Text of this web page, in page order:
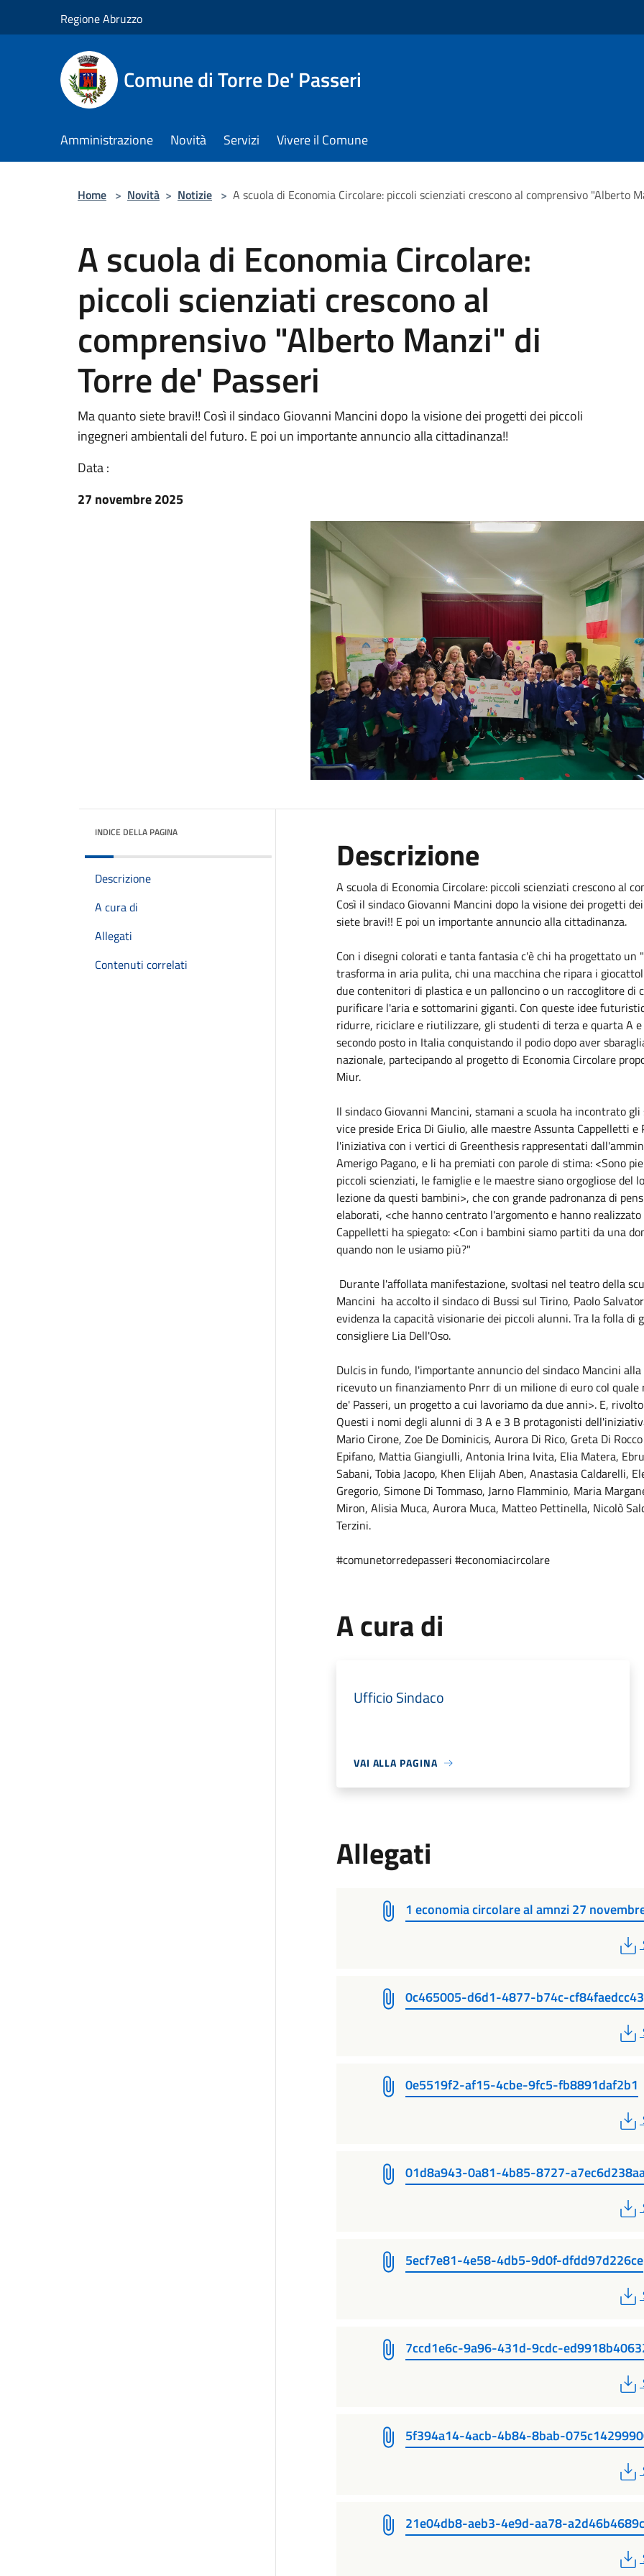
Regione Abruzzo
Comune di Torre De' Passeri
Amministrazione Novità Servizi Vivere il Comune
Home > Novità > Notizie > A scuola di Economia Circolare: piccoli scienziati crescono al comprensivo "Alberto
A scuola di Economia Circolare:
piccoli scienziati crescono al
comprensivo "Alberto Manzi" di
Torre de' Passeri
Ma quanto siete bravi!! Così il sindaco Giovanni Mancini dopo la visione dei progetti dei piccoli
ingegneri ambientali del futuro. E poi un importante annuncio alla cittadinanza!!
Data :
27 novembre 2025
INDICE DELLA PAGINA
Descrizione
A cura di
Allegati
Contenuti correlati
Descrizione
A scuola di Economia Circolare: piccoli scienziati crescono al
Così il sindaco Giovanni Mancini dopo la visione dei progetti
siete bravi!! E poi un importante annuncio alla cittadinanza.
Con i disegni colorati e tanta fantasia c'è chi ha progettato
trasforma in aria pulita, chi una macchina che ripara i
due contenitori di plastica e un palloncino o un raccoglitore
purificare l'aria e sottomarini giganti. Con queste idee
ridurre, riciclare e riutilizzare, gli studenti di terza e quarta A
secondo posto in Italia conquistando il podio dopo aver
nazionale, partecipando al progetto di Economia Circolare
Miur.
Il sindaco Giovanni Mancini, stamani a scuola ha incontrato
vice preside Erica Di Giulio, alle maestre Assunta Cappelletti
l'iniziativa con i vertici di Greenthesis rappresentati
Amerigo Pagano, e li ha premiati con parole di stima: <Sono
piccoli scienziati, le famiglie e le maestre siano orgogliose del
lezione da questi bambini>, che con grande padronanza di
elaborati, <che hanno centrato l'argomento e hanno
Cappelletti ha spiegato: <Con i bambini siamo partiti da una
quando non le usiamo più?"
Durante l'affollata manifestazione, svoltasi nel teatro della
Mancini ha accolto il sindaco di Bussi sul Tirino, Paolo
evidenza la capacità visionarie dei piccoli alunni. Tra la folla
consigliere Lia Dell'Oso.
Dulcis in fundo, l'importante annuncio del sindaco Mancini
ricevuto un finanziamento Pnrr di un milione di euro col
de' Passeri, un progetto a cui lavoriamo da due anni>. E,
Questi i nomi degli alunni di 3 A e 3 B protagonisti
Mario Cirone, Zoe De Dominicis, Aurora Di Rico, Greta Di
Epifano, Mattia Giangiulli, Antonia Irina Ivita, Elia Matera,
Sabani, Tobia Jacopo, Khen Elijah Aben, Anastasia Caldarelli,
Gregorio, Simone Di Tommaso, Jarno Flamminio, Maria
Miron, Alisia Muca, Aurora Muca, Matteo Pettinella, Nicolò
Terzini.
#comunetorredepasseri #economiacircolare
A cura di
Ufficio Sindaco
VAI ALLA PAGINA
Allegati
1 economia circolare al amnzi 27
0c465005-d6d1-4877-b74c-cf84faedcc43
0e5519f2-af15-4cbe-9fc5-fb8891daf2b1
01d8a943-0a81-4b85-8727-
5ecf7e81-4e58-4db5-9d0f-dfdd97d226ce
7ccd1e6c-9a96-431d-9cdc-
5f394a14-4acb-4b84-8bab-
21e04db8-aeb3-4e9d-aa78-